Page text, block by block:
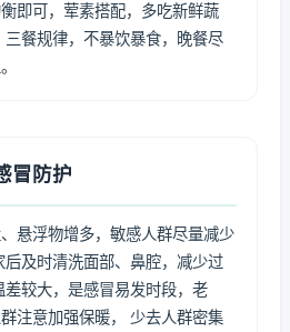
即可，荤素搭配，多吃新鲜蔬
餐规律，不暴饮暴食，晚餐尽
冒防护
悬浮物增多，敏感人群尽量减少
及时清洗面部、鼻腔，减少过
较大，是感冒易发时段，老
注意加强保暖， 少去人群密集